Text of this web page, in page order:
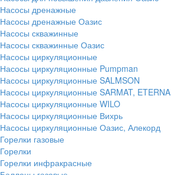
Насосы дренажные
Насосы дренажные Оазис
Насосы скважинные
Насосы скважинные Оазис
Насосы циркуляционные
Насосы циркуляционные Pumpman
Насосы циркуляционные SALMSON
Насосы циркуляционные SARMAT, ETERNA
Насосы циркуляционные WILO
Насосы циркуляционные Вихрь
Насосы циркуляционные Оазис, Алекорд
Горелки газовые
Горелки
Горелки инфракрасные